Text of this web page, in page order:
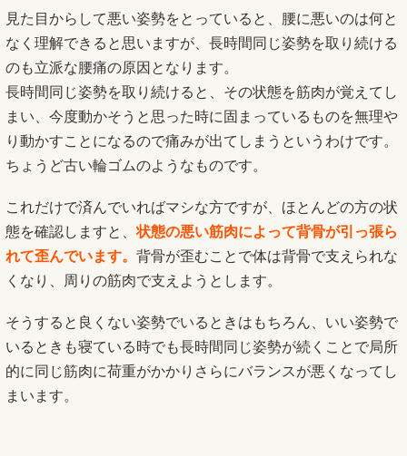
見た目からして悪い姿勢をとっていると、腰に悪いのは何と
なく理解できると思いますが、長時間同じ姿勢を取り続ける
のも立派な腰痛の原因となります。
長時間同じ姿勢を取り続けると、その状態を筋肉が覚えてし
まい、今度動かそうと思った時に固まっているものを無理や
り動かすことになるので痛みが出てしまうというわけです。
ちょうど古い輪ゴムのようなものです。
これだけで済んでいればマシな方ですが、ほとんどの方の状
態を確認しますと、状態の悪い筋肉によって背骨が引っ張ら
れて歪んでいます。 背骨が歪むことで体は背骨で支えられな
くなり、周りの筋肉で支えようとします。
そうすると良くない姿勢でいるときはもちろん、いい姿勢で
いるときも寝ている時でも長時間同じ姿勢が続くことで局所
的に同じ筋肉に荷重がかかりさらにバランスが悪くなってし
まいます。